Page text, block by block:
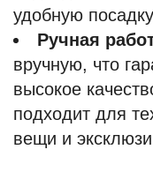
удобную
Ручная
вручную, что
высокое
подходит для
вещи и